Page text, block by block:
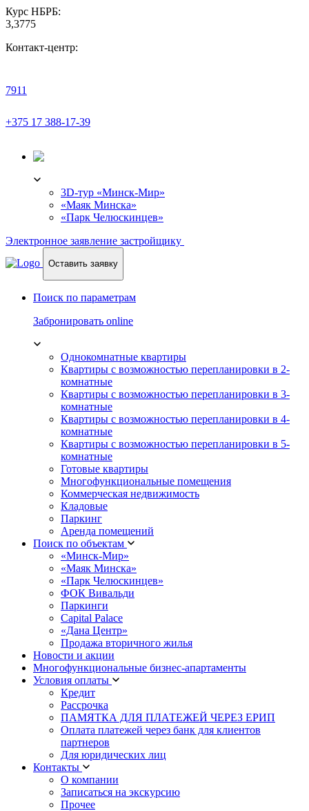
Курс НБРБ:
3,3775
Контакт-центр:
7911
+375 17 388-17-39
3D-тур «Минск-Мир»
«Маяк Минска»
«Парк Челюскинцев»
Электронное заявление застройщику
Оставить заявку
Поиск по параметрам
Забронировать online
Однокомнатные квартиры
Квартиры с возможностью перепланировки в 2-
комнатные
Квартиры с возможностью перепланировки в 3-
комнатные
Квартиры с возможностью перепланировки в 4-
комнатные
Квартиры с возможностью перепланировки в 5-
комнатные
Готовые квартиры
Многофункциональные помещения
Коммерческая недвижимость
Кладовые
Паркинг
Аренда помещений
Поиск по объектам
«Минск-Мир»
«Маяк Минска»
«Парк Челюскинцев»
ФОК Вивальди
Паркинги
Capital Palace
«Дана Центр»
Продажа вторичного жилья
Новости и акции
Многофункциональные бизнес-апартаменты
Условия оплаты
Кредит
Рассрочка
ПАМЯТКА ДЛЯ ПЛАТЕЖЕЙ ЧЕРЕЗ ЕРИП
Оплата платежей через банк для клиентов
партнеров
Для юридических лиц
Контакты
О компании
Записаться на экскурсию
Прочее